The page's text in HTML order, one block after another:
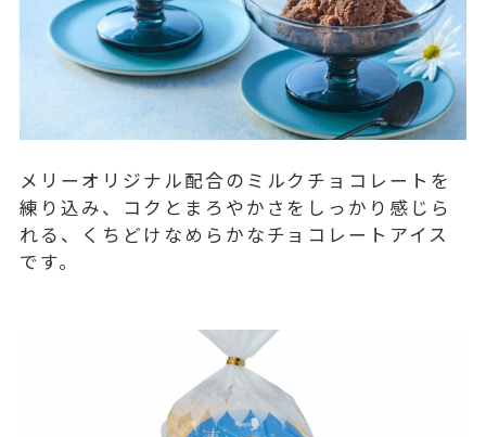
メリーオリジナル配合のミルクチョコレートを
練り込み、コクとまろやかさをしっかり感じら
れる、くちどけなめらかなチョコレートアイス
です。